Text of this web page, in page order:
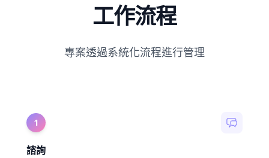
工作流程
專案透過系統化流程進行管理
1
諮詢